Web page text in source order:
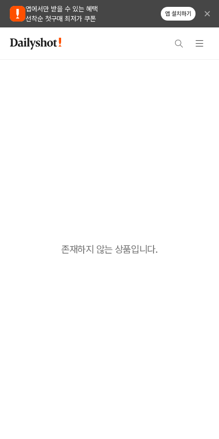
앱에서만 받을 수 있는 혜택
선착순 첫구매 최저가 쿠폰
앱 설치하기
존재하지 않는 상품입니다.